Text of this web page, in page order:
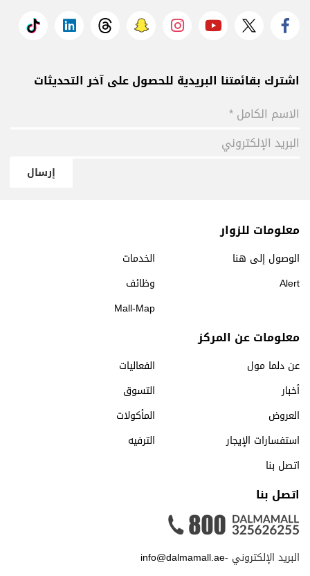
اشترك بقائمتنا البريدية للحصول على آخر التحديثات
إرسال
معلومات للزوار
الخدمات
الوصول إلى هنا
وظائف
Alert
Mall-Map
معلومات عن المركز
عن دلما مول
الفعاليات
أخبار
التسوق
العروض
المأكولات
استفسارات الإيجار
الترفيه
اتصل بنا
اتصل بنا
البريد الإلكتروني -info@dalmamall.ae